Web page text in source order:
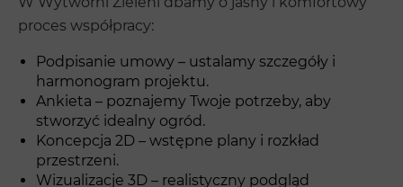
proces współpracy:
Podpisanie umowy – ustalamy szczegóły i
harmonogram projektu.
Ankieta – poznajemy Twoje potrzeby, aby
stworzyć idealny ogród.
Koncepcja 2D – wstępne plany i rozkład
przestrzeni.
Wizualizacje 3D – realistyczny podgląd